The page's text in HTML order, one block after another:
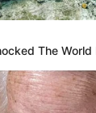
The World